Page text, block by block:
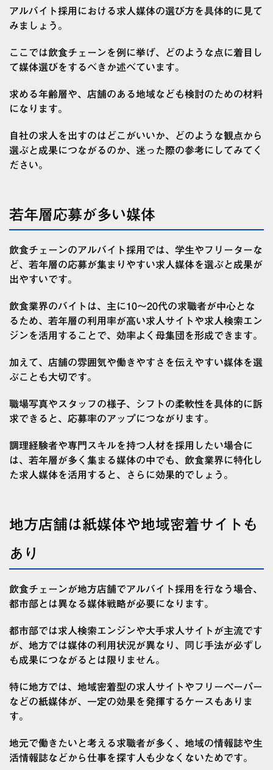
アルバイト採用における求人媒体の選び方を具体的に見て
みましょう。
ここでは飲食チェーンを例に挙げ、どのような点に着目し
て媒体選びをするべきか述べています。
求める年齢層や、店舗のある地域なども検討のための材料
になります。
自社の求人を出すのはどこがいいか、どのような観点から
選ぶと成果につながるのか、迷った際の参考にしてみてく
ださい。
若年層応募が多い媒体
飲食チェーンのアルバイト採用では、学生やフリーターな
ど、若年層の応募が集まりやすい求人媒体を選ぶと成果が
出やすいです。
飲食業界のバイトは、主に10〜20代の求職者が中心とな
るため、若年層の利用率が高い求人サイトや求人検索エン
ジンを活用することで、効率よく母集団を形成できます。
加えて、店舗の雰囲気や働きやすさを伝えやすい媒体を選
ぶことも大切です。
職場写真やスタッフの様子、シフトの柔軟性を具体的に訴
求できると、応募率のアップにつながります。
調理経験者や専門スキルを持つ人材を採用したい場合に
は、若年層が多く集まる媒体の中でも、飲食業界に特化し
た求人媒体を活用すると、さらに効果的でしょう。
地方店舗は紙媒体や地域密着サイトも
あり
飲食チェーンが地方店舗でアルバイト採用を行なう場合、
都市部とは異なる媒体戦略が必要になります。
都市部では求人検索エンジンや大手求人サイトが主流です
が、地方では媒体の利用状況が異なり、同じ手法が必ずし
も成果につながるとは限りません。
特に地方では、地域密着型の求人サイトやフリーペーパー
などの紙媒体が、一定の効果を発揮するケースもありま
す。
地元で働きたいと考える求職者が多く、地域の情報誌や生
活情報誌などから仕事を探す人も少なくないためです。